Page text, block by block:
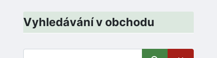
Vyhledávání v obchodu